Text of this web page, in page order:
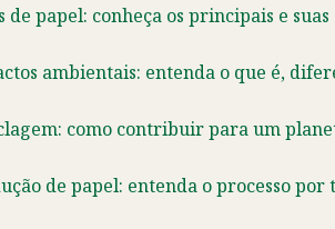
de papel: conheça os principais e suas
ambientais: entenda o que é,
como contribuir para um
de papel: entenda o processo